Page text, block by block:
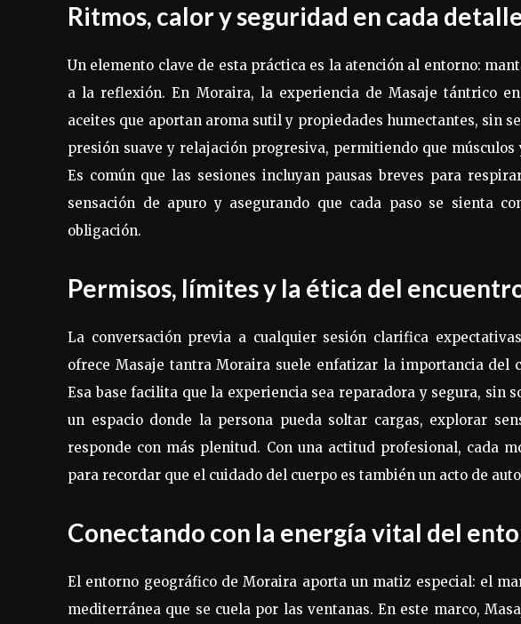
Ritmos, calor y seguridad en cada
Un elemento clave de esta práctica es la atención al entorno:
a la reflexión. En Moraira, la experiencia de Masaje tántrico
aceites que aportan aroma sutil y propiedades humectantes, sin
presión suave y relajación progresiva, permitiendo que
Es común que las sesiones incluyan pausas breves para
sensación de apuro y asegurando que cada paso se sienta
obligación.
Permisos, límites y la ética del
La conversación previa a cualquier sesión clarifica
ofrece Masaje tantra Moraira suele enfatizar la importancia del
Esa base facilita que la experiencia sea reparadora y segura, sin
un espacio donde la persona pueda soltar cargas, explorar
responde con más plenitud. Con una actitud profesional, cada
para recordar que el cuidado del cuerpo es también un acto de
Conectando con la energía vital del
El entorno geográfico de Moraira aporta un matiz especial: el
mediterránea que se cuela por las ventanas. En este marco,